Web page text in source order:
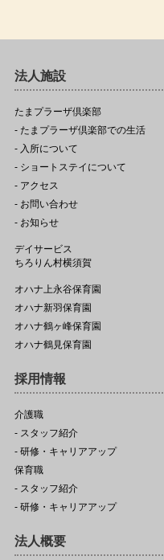
法人施設
たまプラーザ倶楽部
- たまプラーザ倶楽部での生活
- 入所について
- ショートステイについて
- アクセス
- お問い合わせ
- お知らせ
デイサービス
ちろりん村横須賀
オハナ上永谷保育園
オハナ新羽保育園
オハナ鶴ヶ峰保育園
オハナ鶴見保育園
採用情報
介護職
- スタッフ紹介
- 研修・キャリアアップ
保育職
- スタッフ紹介
- 研修・キャリアアップ
法人概要